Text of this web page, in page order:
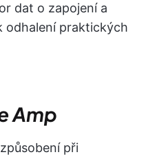
dat o zapojení a
odhalení praktických
Amp
při